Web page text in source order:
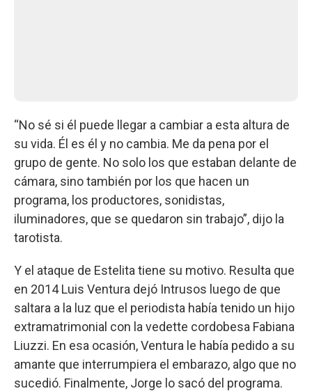
“No sé si él puede llegar a cambiar a esta altura de
su vida. Él es él y no cambia. Me da pena por el
grupo de gente. No solo los que estaban delante de
cámara, sino también por los que hacen un
programa, los productores, sonidistas,
iluminadores, que se quedaron sin trabajo”, dijo la
tarotista.
Y el ataque de Estelita tiene su motivo. Resulta que
en 2014 Luis Ventura dejó Intrusos luego de que
saltara a la luz que el periodista había tenido un hijo
extramatrimonial con la vedette cordobesa Fabiana
Liuzzi. En esa ocasión, Ventura le había pedido a su
amante que interrumpiera el embarazo, algo que no
sucedió. Finalmente, Jorge lo sacó del programa.